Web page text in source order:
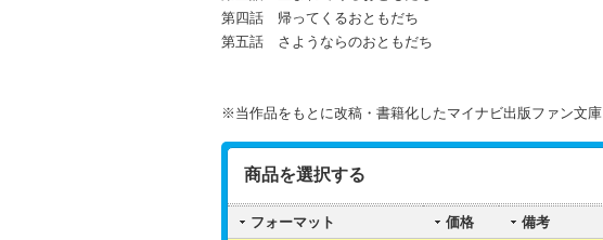
第四話 帰ってくるおともだち
第五話 さようならのおともだち
※当作品をもとに改稿・書籍化したマイナビ出版ファン文庫
商品を選択する
フォーマット 価格 備考